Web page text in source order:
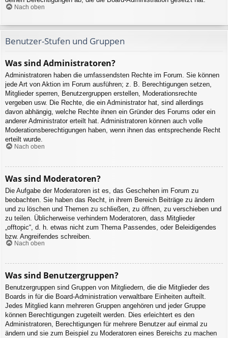
Nach oben
Benutzer-Stufen und Gruppen
Was sind Administratoren?
Administratoren haben die umfassendsten Rechte im Forum. Sie können
jede Art von Aktion im Forum ausführen; z. B. Berechtigungen setzen,
Mitglieder sperren, Benutzergruppen erstellen, Moderationsrechte
vergeben usw. Die Rechte, die ein Administrator hat, sind allerdings
davon abhängig, welche Rechte ihnen ein Gründer des Forums oder ein
anderer Administrator erteilt hat. Administratoren können auch volle
Moderationsberechtigungen haben, wenn ihnen das entsprechende Recht
erteilt wurde.
Nach oben
Was sind Moderatoren?
Die Aufgabe der Moderatoren ist es, das Geschehen im Forum zu
beobachten. Sie haben das Recht, in ihrem Bereich Beiträge zu ändern
und zu löschen und Themen zu schließen, zu öffnen, zu verschieben und
zu teilen. Üblicherweise verhindern Moderatoren, dass Mitglieder
„offtopic“, d. h. etwas nicht zum Thema Passendes, oder Beleidigendes
bzw. Angreifendes schreiben.
Nach oben
Was sind Benutzergruppen?
Benutzergruppen sind Gruppen von Mitgliedern, die die Mitglieder des
Boards in für die Board-Administration verwaltbare Einheiten aufteilt.
Jedes Mitglied kann mehreren Gruppen angehören und jeder Gruppe
können Berechtigungen zugeteilt werden. Dies erleichtert es den
Administratoren, Berechtigungen für mehrere Benutzer auf einmal zu
ändern und sie zum Beispiel zu Moderatoren eines Bereichs zu machen